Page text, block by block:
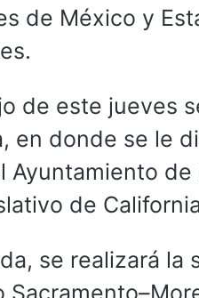
de México y
de este jueves
en donde se le
de
se realizará la